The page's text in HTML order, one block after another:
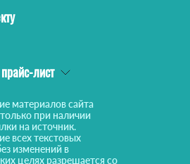
лист
материалов сайта
при наличии
на источник.
всех текстовых
изменений в
целях разрешается со